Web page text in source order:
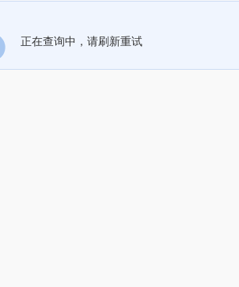
正在查询中，请刷新重试